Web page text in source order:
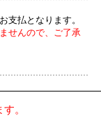
支払となります。
せんので、ご了承
。